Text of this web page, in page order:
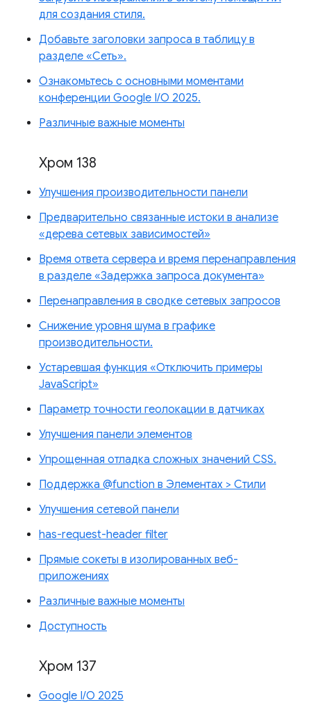
для создания стиля.
Добавьте заголовки запроса в таблицу в
разделе «Сеть».
Ознакомьтесь с основными моментами
конференции Google I/O 2025.
Различные важные моменты
Хром 138
Улучшения производительности панели
Предварительно связанные истоки в анализе
«дерева сетевых зависимостей»
Время ответа сервера и время перенаправления
в разделе «Задержка запроса документа»
Перенаправления в сводке сетевых запросов
Снижение уровня шума в графике
производительности.
Устаревшая функция «Отключить примеры
JavaScript»
Параметр точности геолокации в датчиках
Улучшения панели элементов
Упрощенная отладка сложных значений CSS.
Поддержка @function в Элементах > Стили
Улучшения сетевой панели
has-request-header filter
Прямые сокеты в изолированных веб-
приложениях
Различные важные моменты
Доступность
Хром 137
Google I/O 2025